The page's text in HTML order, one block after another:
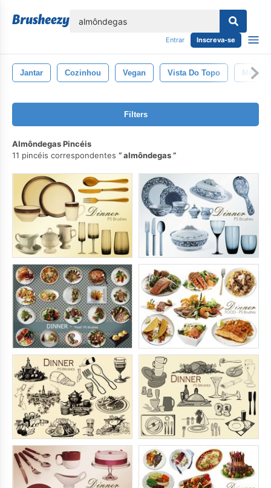
Entrar Inscreva-se
Jantar Cozinhou Vegan Vista Do Topo Mesa
Filters
Almôndegas Pincéis
11 pincéis correspondentes
almôndegas